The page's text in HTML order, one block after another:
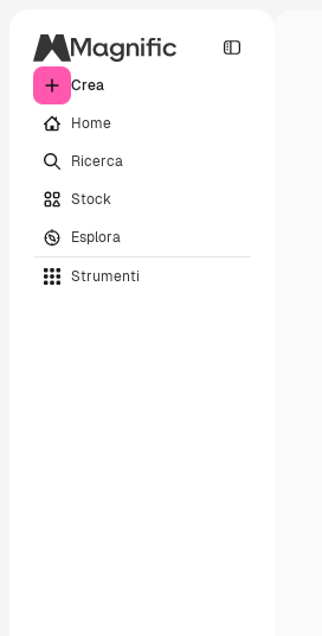
Crea
Home
Ricerca
Stock
Esplora
Strumenti